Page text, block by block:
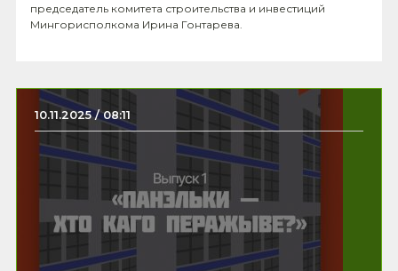
председатель комитета строительства и инвестиций
Мингорисполкома Ирина Гонтарева.
10.11.2025 / 08:11